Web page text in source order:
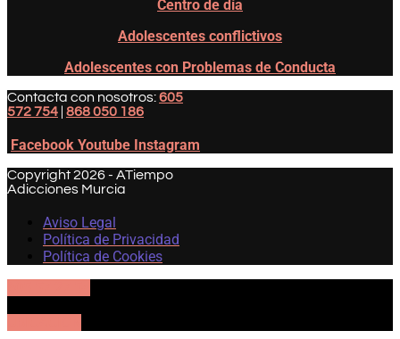
Centro de día
Adolescentes conflictivos
Adolescentes con Problemas de Conducta
Contacta con nosotros:605
572 754 868 050 186
Facebook Youtube Instagram
Copyright 2026 - ATiempo
Adicciones Murcia
Aviso Legal
Política de Privacidad
Política de Cookies